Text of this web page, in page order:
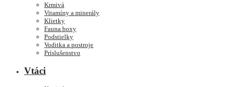
Krmivá
Vitamíny a minerály
Klietky
Fauna boxy
Podstielky
Voditka a postroje
Príslušenstvo
Vtáci